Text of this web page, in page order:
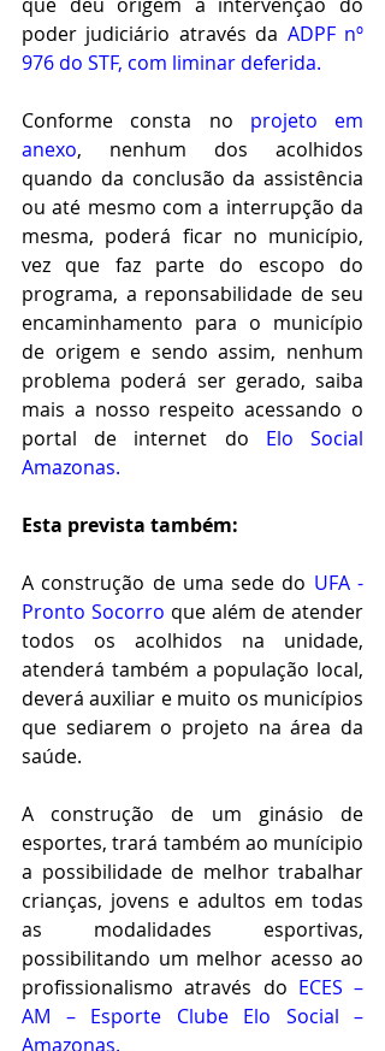
poder judiciário através da ADPF nº
976 do STF, com liminar deferida.
Conforme consta no projeto em
anexo, nenhum dos acolhidos
quando da conclusão da assistência
ou até mesmo com a interrupção da
mesma, poderá ficar no município,
vez que faz parte do escopo do
programa, a reponsabilidade de seu
encaminhamento para o município
de origem e sendo assim, nenhum
problema poderá ser gerado, saiba
mais a nosso respeito acessando o
portal de internet do Elo Social
Amazonas.
Esta prevista também:
A construção de uma sede do UFA -
Pronto Socorro que além de atender
todos os acolhidos na unidade,
atenderá também a população local,
deverá auxiliar e muito os municípios
que sediarem o projeto na área da
saúde.
A construção de um ginásio de
esportes, trará também ao munícipio
a possibilidade de melhor trabalhar
crianças, jovens e adultos em todas
as modalidades esportivas,
possibilitando um melhor acesso ao
profissionalismo através do ECES –
AM – Esporte Clube Elo Social –
Amazonas.